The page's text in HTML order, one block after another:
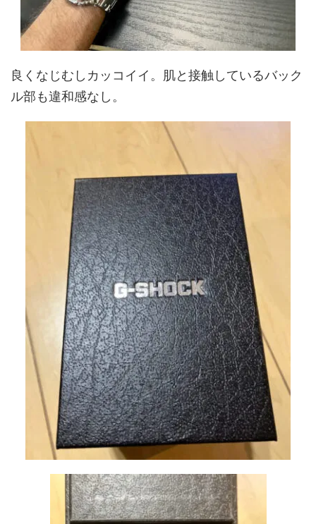
良くなじむしカッコイイ。肌と接触しているバック
ル部も違和感なし。